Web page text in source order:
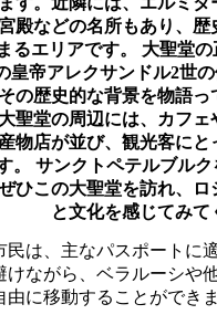
殿などの名所もあり、歴
まるエリアです。
大聖堂
皇帝アレクサンドル2世の
その歴史的な背景を物語っ
大聖堂の周辺には、カフェ
産物店が並び、観光客にと
。
サンクトペテルブルク
ひこの大聖堂を訪れ、ロ
と文化を感じてみて
民は、主なパスポートに
けながら、ベラルーシや
由に移動することができま